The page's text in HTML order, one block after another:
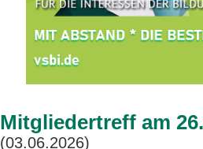
Mitgliedertreff am
(03.06.2026)